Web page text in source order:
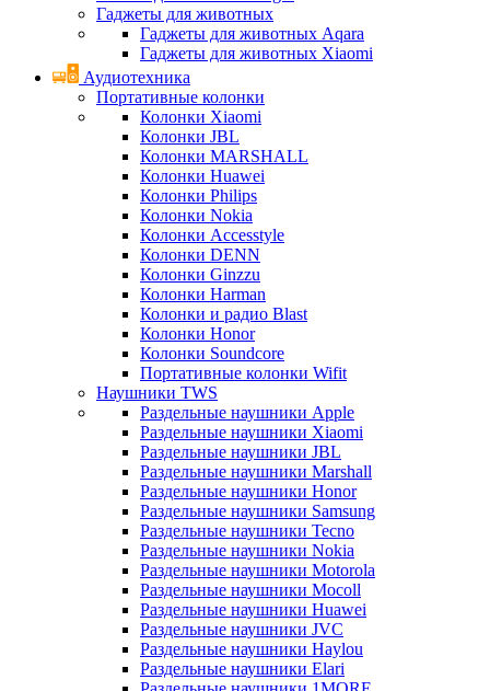
Гаджеты для животных
Гаджеты для животных Aqara
Гаджеты для животных Xiaomi
Аудиотехника
Портативные колонки
Колонки Xiaomi
Колонки JBL
Колонки MARSHALL
Колонки Huawei
Колонки Philips
Колонки Nokia
Колонки Accesstyle
Колонки DENN
Колонки Ginzzu
Колонки Harman
Колонки и радио Blast
Колонки Honor
Колонки Soundcore
Портативные колонки Wifit
Наушники TWS
Раздельные наушники Apple
Раздельные наушники Xiaomi
Раздельные наушники JBL
Раздельные наушники Marshall
Раздельные наушники Honor
Раздельные наушники Samsung
Раздельные наушники Tecno
Раздельные наушники Nokia
Раздельные наушники Motorola
Раздельные наушники Mocoll
Раздельные наушники Huawei
Раздельные наушники JVC
Раздельные наушники Haylou
Раздельные наушники Elari